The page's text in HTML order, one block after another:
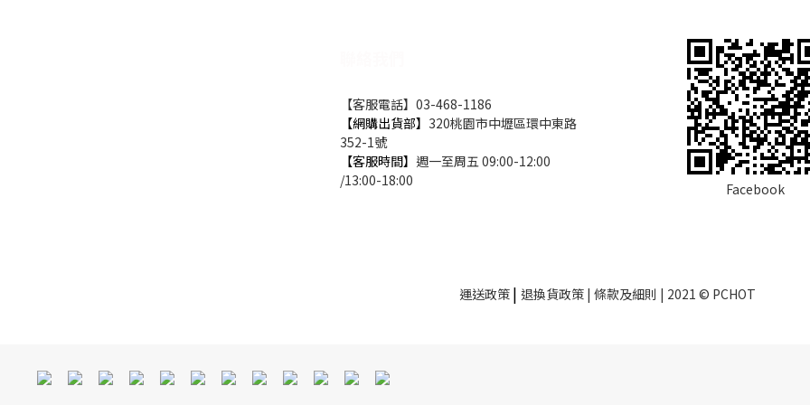
【客服電話】03-468-1186
【網購出貨部】 320桃園市中壢區環中東路
352-1號
【客服時間】 週一至周五 09:00-12:00
/13:00-18:00
Facebook
運送政策 | 退換貨政策 | 條款及細則 | 2021 © PCHOT